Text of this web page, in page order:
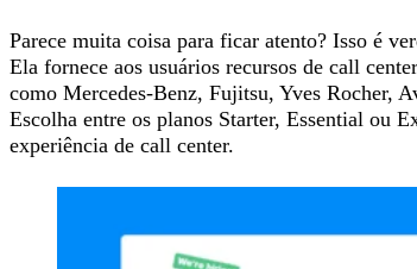
Parece muita coisa para ficar atento? Isso é
Ela fornece aos usuários recursos de call
como Mercedes-Benz, Fujitsu, Yves Rocher,
Escolha entre os planos Starter, Essential ou
experiência de call center.